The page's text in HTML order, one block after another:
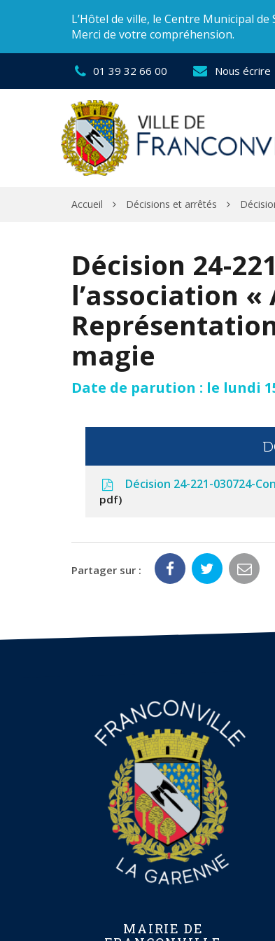
L’Hôtel de ville, le Centre Municipal
Merci de votre compréhension.
01 39 32 66 00 Nous écrire
Accueil Décisions et arrêtés
Décision 24-
l’association «
magie
Date de parution : le lundi
Décision 24-221-030724-
pdf
Partager sur :
MAIRIE DE